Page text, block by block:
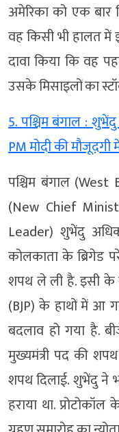
अमेरिका को एक
वह किसी भी हालत में
दावा किया कि वह
उसके मिसाइलों का
5. पश्चिम बंगाल :
PM मोदी की
पश्चिम बंगाल
(New Chief
Leader) शुभेंदु
कोलकाता के ब्रिगेड
शपथ ले ली है. इसी
(BJP) के हाथों में आ
बदलाव हो गया है.
मुख्यमंत्री पद की
शपथ दिलाई. शुभेंदु ने
हराया था.